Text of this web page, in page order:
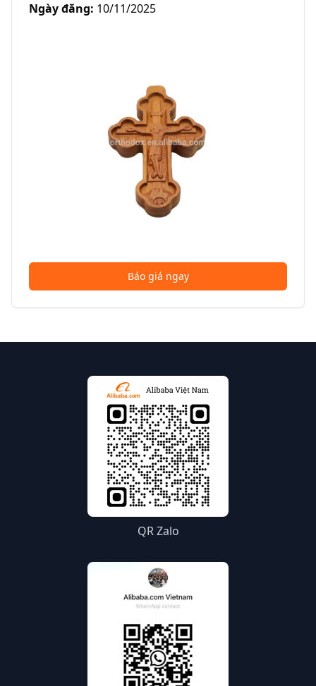
Ngày đăng: 10/11/2025
Báo giá ngay
QR Zalo